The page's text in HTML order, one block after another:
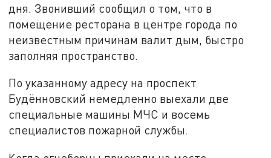
дня. Звонивший сообщил о том, что в
помещение ресторана в центре города по
неизвестным причинам валит дым, быстро
заполняя пространство.
По указанному адресу на проспект
Будённовский немедленно выехали две
специальные машины МЧС и восемь
специалистов пожарной службы.